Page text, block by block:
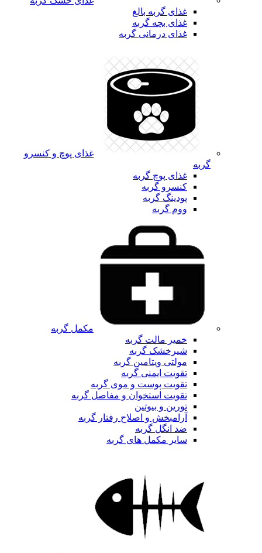
غذای گربه بالغ
غذای بچه گربه
غذای درمانی گربه
غذای پوچ و کنسرو
گربه
غذای پوچ گربه
کنسرو گربه
پودینگ گربه
ووم گربه
مکمل گربه
خمیر مالت گربه
شیرخشک گربه
مولتی ویتامین گربه
تقویت ایمنی گربه
تقویت پوست و موی گربه
تقویت استخوان و مفاصل گربه
تورین و بیوتین
آرامبخش و اصلاح رفتار گربه
ضد انگل گربه
سایر مکمل های گربه